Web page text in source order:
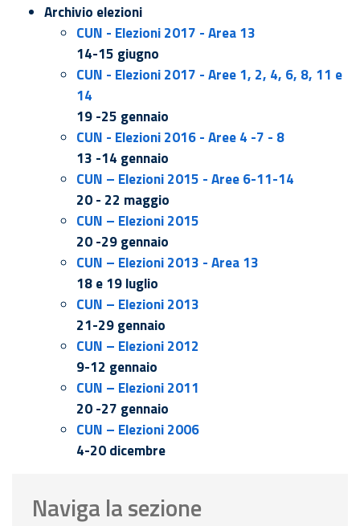
Archivio elezioni
CUN - Elezioni 2017 - Area 13
14-15 giugno
CUN - Elezioni 2017 - Aree 1, 2, 4, 6, 8, 11 e
14
19 -25 gennaio
CUN - Elezioni 2016 - Aree 4 -7 - 8
13 -14 gennaio
CUN – Elezioni 2015 - Aree 6-11-14
20 - 22 maggio
CUN – Elezioni 2015
20 -29 gennaio
CUN – Elezioni 2013 - Area 13
18 e 19 luglio
CUN – Elezioni 2013
21-29 gennaio
CUN – Elezioni 2012
9-12 gennaio
CUN – Elezioni 2011
20 -27 gennaio
CUN – Elezioni 2006
4-20 dicembre
Naviga la sezione